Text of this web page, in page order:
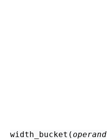
width_bucket( operand